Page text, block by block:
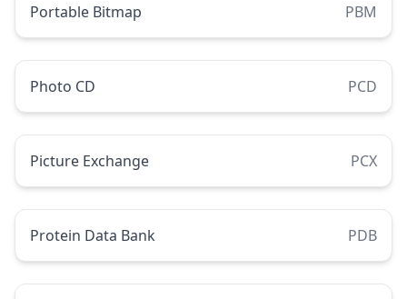
Portable Bitmap PBM
Photo CD PCD
Picture Exchange PCX
Protein Data Bank PDB